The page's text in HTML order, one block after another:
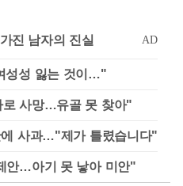
성성 잃는 것이…"
로 사망…유골 못 찾아"
에 사과…"제가 틀렸습니다"
안…아기 못 낳아 미안"